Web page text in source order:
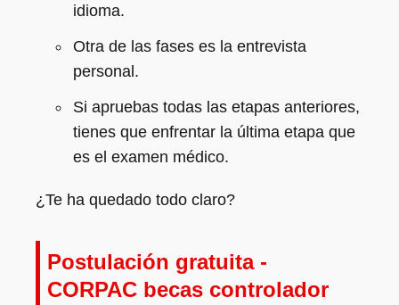
idioma.
Otra de las fases es la entrevista
personal.
Si apruebas todas las etapas anteriores,
tienes que enfrentar la última etapa que
es el examen médico.
¿Te ha quedado todo claro?
Postulación gratuita -
CORPAC becas controlador